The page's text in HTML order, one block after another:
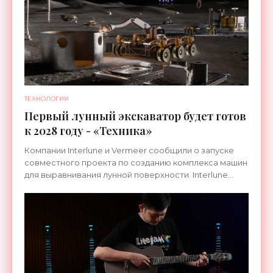
ТЕХНОЛОГИИ
Первый лунный экскаватор будет готов
к 2028 году - «Техника»
Компании Interlune и Vermeer сообщили о запуске
совместного проекта по созданию комплекса машин
для выравнивания лунной поверхности. Interlune